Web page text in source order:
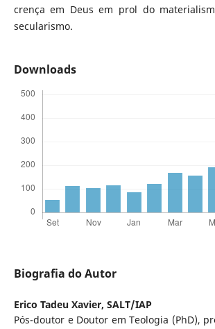
crença em Deus em prol do
secularismo.
Downloads
Biografia do Autor
Erico Tadeu Xavier, SALT/IAP
Pós-doutor e Doutor em Teologia (PhD),